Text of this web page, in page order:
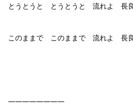
とうとうと とうとうと 流れよ 長
このままで このままで 流れよ 長
————————